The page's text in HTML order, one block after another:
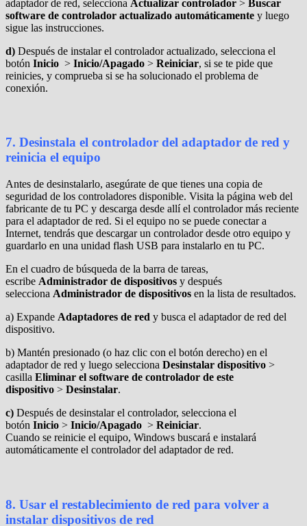
adaptador de red, selecciona Actualizar controlador > Buscar
software de controlador actualizado automáticamente y luego
sigue las instrucciones.
d) Después de instalar el controlador actualizado, selecciona el
botón Inicio > Inicio/Apagado > Reiniciar, si se te pide que
reinicies, y comprueba si se ha solucionado el problema de
conexión.
7. Desinstala el controlador del adaptador de red y
reinicia el equipo
Antes de desinstalarlo, asegúrate de que tienes una copia de
seguridad de los controladores disponible. Visita la página web del
fabricante de tu PC y descarga desde allí el controlador más reciente
para el adaptador de red. Si el equipo no se puede conectar a
Internet, tendrás que descargar un controlador desde otro equipo y
guardarlo en una unidad flash USB para instalarlo en tu PC.
En el cuadro de búsqueda de la barra de tareas,
escribe Administrador de dispositivos y después
selecciona Administrador de dispositivos en la lista de resultados.
a) Expande Adaptadores de red y busca el adaptador de red del
dispositivo.
b) Mantén presionado (o haz clic con el botón derecho) en el
adaptador de red y luego selecciona Desinstalar dispositivo >
casilla Eliminar el software de controlador de este
dispositivo > Desinstalar.
c) Después de desinstalar el controlador, selecciona el
botón Inicio > Inicio/Apagado > Reiniciar.
Cuando se reinicie el equipo, Windows buscará e instalará
automáticamente el controlador del adaptador de red.
8. Usar el restablecimiento de red para volver a
instalar dispositivos de red